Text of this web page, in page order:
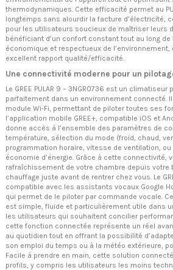
thermodynamiques. Cette efficacité permet au
longtemps sans alourdir la facture d’électricité,
pour les utilisateurs soucieux de maîtriser leurs
bénéficiant d’un confort constant tout au long de
économique et respectueux de
excellent rapport qualité/efficacité.
Une connectivité moderne pour un
Le GREE PULAR 9 – 3NGR0736 est un climatiseur
parfaitement dans un environnement connecté.
module Wi-Fi, permettant de piloter toutes ses
l’application mobile GREE+, compatible iOS et
donne accès à l’ensemble des paramètres de
température, sélection du mode (froid, chaud,
programmation horaire, vitesse de ventilation,
économie d’énergie. Grâce à cette connectivité,
rafraîchissement de votre chambre depuis votre
chauffage juste avant de rentrer chez vous. Le
compatible avec les assistants vocaux Google
qui permet de le piloter par commande vocale.
est simple, fluide et particulièrement utile dans
les utilisateurs qui souhaitent concilier
cette fonction connectée représente un réel
au quotidien tout en offrant la possibilité
son emploi du temps ou à la météo extérieure,
Facile à prendre en main, cette solution
profils, y compris les utilisateurs les moins